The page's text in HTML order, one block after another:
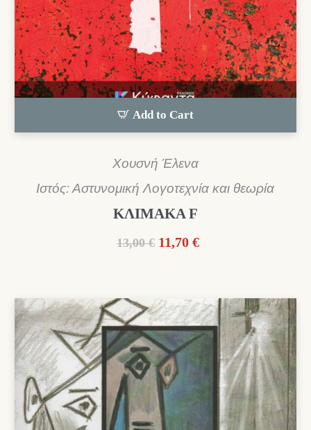
Add to Cart
Χουσνή Έλενα
Ιστός: Αστυνομική Λογοτεχνία και θεωρία
ΚΛΙΜΑΚΑ F
13,00 € Original
13,00 €.
11,70 €Η
είναι:
11,70 €.